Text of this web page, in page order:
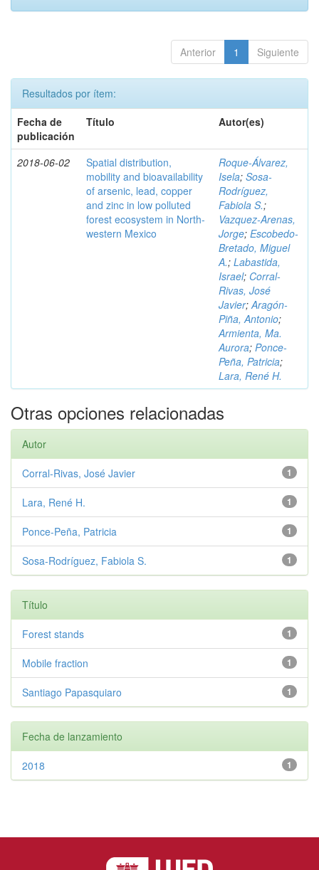
Anterior 1 Siguiente
Resultados por ítem:
Fecha de
publicación
Título Autor(es)
2018-06-02
Spatial distribution,
mobility and bioavailability
of arsenic, lead, copper
and zinc in low polluted
forest ecosystem in North-
western Mexico
Roque-Álvarez,
Isela; Sosa-
Rodríguez,
Fabiola S.;
Vazquez-Arenas,
Jorge; Escobedo-
Bretado, Miguel
A.; Labastida,
Israel; Corral-
Rivas, José
Javier;Aragón-
Piña, Antonio;
Armienta, Ma.
Aurora; Ponce-
Peña, Patricia;
Lara, René H.
Otras opciones relacionadas
Autor
1
Corral-Rivas, José Javier
1
Lara, René H.
1
Ponce-Peña, Patricia
1
Sosa-Rodríguez, Fabiola S.
Título
1
Forest stands
1
Mobile fraction
1
Santiago Papasquiaro
Fecha de lanzamiento
1
2018